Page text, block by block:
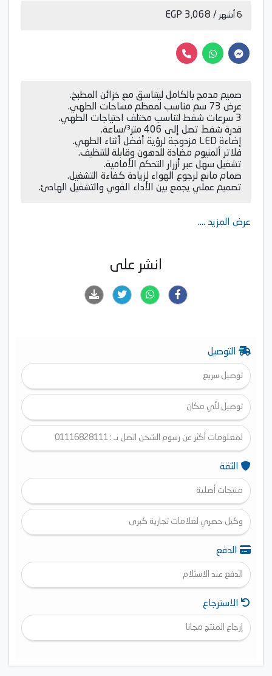
6 أشهر / 3,068 EGP
صميم مدمج بالكامل ليتناسق مع خزائن المطبخ.
عرض 73 سم مناسب لمعظم مساحات الطهي.
3 سرعات شفط لتناسب مختلف احتياجات الطهي.
قدرة شفط تصل إلى 406 متر³/ساعة.
إضاءة LED مزدوجة لرؤية أفضل أثناء الطهي.
فلاتر ألمنيوم مضادة للدهون وقابلة للتنظيف.
تشغيل سهل عبر أزرار التحكم الأمامية.
صمام مانع لرجوع الهواء لزيادة كفاءة التشغيل.
تصميم عملي يجمع بين الأداء القوي والتشغيل الهادئ.
عرض المزيد ....
انشر على
التوصيل
توصيل سريع
توصيل لأي مكان
لمعلومات أكثر عن رسوم الشحن اتصل بـ : 01116828111
الثقة
منتجات أصلية
وكيل حصري لعلامات تجارية كبرى
الدفع
الدفع عند الاستلام
الاسترجاع
إرجاع المنتج مجانا